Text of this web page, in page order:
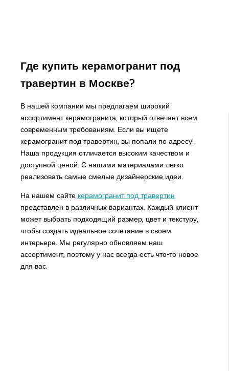
Где купить керамогранит под
травертин в Москве?
В нашей компании мы предлагаем широкий
ассортимент керамогранита, который отвечает всем
современным требованиям. Если вы ищете
керамогранит под травертин, вы попали по адресу!
Наша продукция отличается высоким качеством и
доступной ценой. С нашими материалами легко
реализовать самые смелые дизайнерские идеи.
На нашем сайте керамогранит под травертин
представлен в различных вариантах. Каждый клиент
может выбрать подходящий размер, цвет и текстуру,
чтобы создать идеальное сочетание в своем
интерьере. Мы регулярно обновляем наш
ассортимент, поэтому у нас всегда есть что-то новое
для вас.